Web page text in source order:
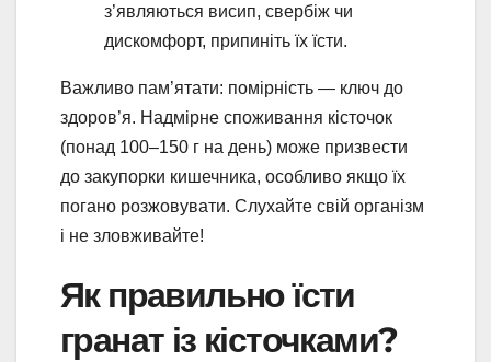
з’являються висип, свербіж чи
дискомфорт, припиніть їх їсти.
Важливо пам’ятати: помірність — ключ до
здоров’я. Надмірне споживання кісточок
(понад 100–150 г на день) може призвести
до закупорки кишечника, особливо якщо їх
погано розжовувати. Слухайте свій організм
і не зловживайте!
Як правильно їсти
гранат із кісточками?